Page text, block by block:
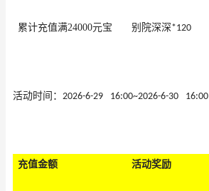
累计充值满24000元宝 别院深深*120
活动时间： 2026-6-29 16:00~2026-6-30 16:00
充值金额 活动奖励